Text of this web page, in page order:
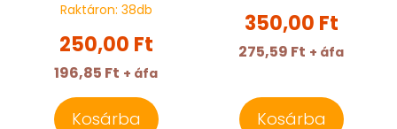
Raktáron: 38db
250,00 Ft
196,85 Ft + áfa
Kosárba
350,00 Ft
275,59 Ft + áfa
Kosárba